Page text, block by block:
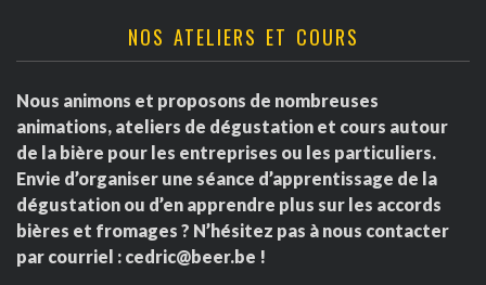
NOS ATELIERS ET COURS
Nous animons et proposons de nombreuses
animations, ateliers de dégustation et cours autour
de la bière pour les entreprises ou les particuliers.
Envie d’organiser une séance d’apprentissage de la
dégustation ou d’en apprendre plus sur les accords
bières et fromages ? N’hésitez pas à nous contacter
par courriel : cedric@beer.be !